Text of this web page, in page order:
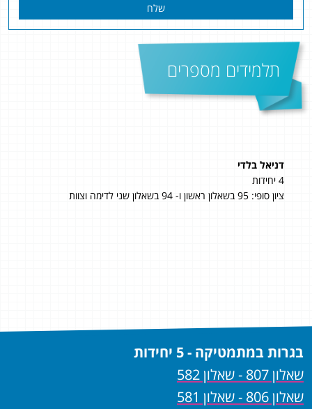
שלח
תלמידים מספרים
דניאל בלדי
4 יחידות
ציון סופי: 95 בשאלון ראשון ו- 94 בשאלון שני לדימה וצוות
בגרות במתמטיקה - 5 יחידות
שאלון 807 - שאלון 582
שאלון 806 - שאלון 581